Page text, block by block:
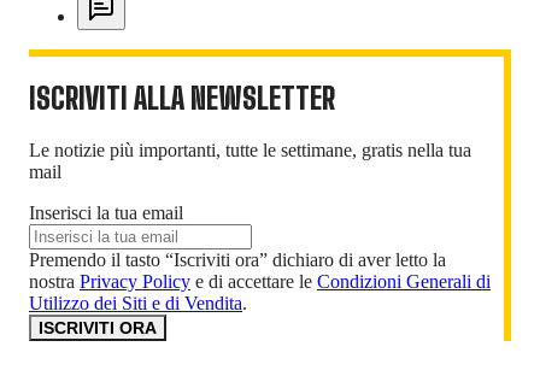
ISCRIVITI ALLA NEWSLETTER
Le notizie più importanti, tutte le settimane, gratis nella tua
mail
Inserisci la tua email
Premendo il tasto “Iscriviti ora” dichiaro di aver letto la
nostra Privacy Policy e di accettare le Condizioni Generali di
Utilizzo dei Siti e di Vendita.
ISCRIVITI ORA